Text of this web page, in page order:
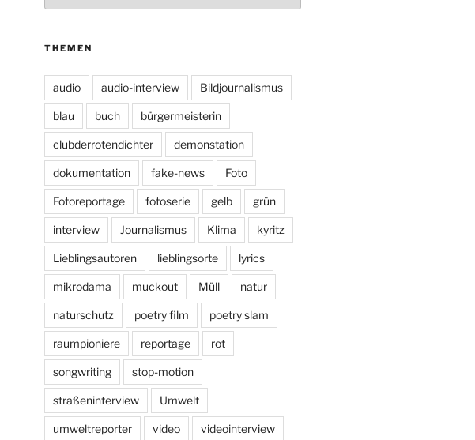
THEMEN
audio audio-interview Bildjournalismus
blau buch bürgermeisterin
clubderrotendichter demonstation
dokumentation fake-news Foto
Fotoreportage fotoserie gelb grün
interview Journalismus Klima kyritz
Lieblingsautoren lieblingsorte lyrics
mikrodama muckout Müll natur
naturschutz poetry film poetry slam
raumpioniere reportage rot
songwriting stop-motion
straßeninterview Umwelt
umweltreporter video videointerview